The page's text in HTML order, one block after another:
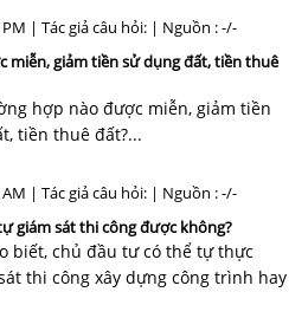
| Tác giả câu hỏi: | Nguồn : -/-
miễn, giảm tiền sử dụng đất, tiền thuê
hợp nào được miễn, giảm tiền
tiền thuê đất?...
| Tác giả câu hỏi: | Nguồn : -/-
giám sát thi công được không?
biết, chủ đầu tư có thể tự thực
thi công xây dựng công trình hay